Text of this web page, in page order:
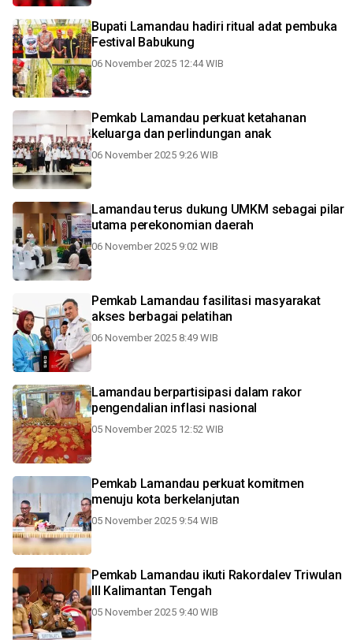
Bupati Lamandau hadiri ritual adat pembuka
Festival Babukung
06 November 2025 12:44 WIB
Pemkab Lamandau perkuat ketahanan
keluarga dan perlindungan anak
06 November 2025 9:26 WIB
Lamandau terus dukung UMKM sebagai pilar
utama perekonomian daerah
06 November 2025 9:02 WIB
Pemkab Lamandau fasilitasi masyarakat
akses berbagai pelatihan
06 November 2025 8:49 WIB
Lamandau berpartisipasi dalam rakor
pengendalian inflasi nasional
05 November 2025 12:52 WIB
Pemkab Lamandau perkuat komitmen
menuju kota berkelanjutan
05 November 2025 9:54 WIB
Pemkab Lamandau ikuti Rakordalev Triwulan
III Kalimantan Tengah
05 November 2025 9:40 WIB